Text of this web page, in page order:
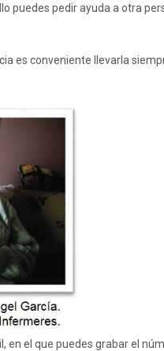
puedes pedir ayuda a otra
es conveniente llevarla
el que puedes grabar el